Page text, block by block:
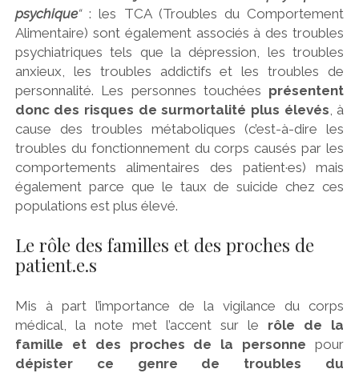
psychique“: les TCA (Troubles du Comportement
Alimentaire) sont également associés à des troubles
psychiatriques tels que la dépression, les troubles
anxieux, les troubles addictifs et les troubles de
personnalité. Les personnes touchées présentent
donc des risques de surmortalité plus élevés , à
cause des troubles métaboliques (c’est-à-dire les
troubles du fonctionnement du corps causés par les
comportements alimentaires des patient·es) mais
également parce que le taux de suicide chez ces
populations est plus élevé.
Le rôle des familles et des proches de
patient.e.s
Mis à part l’importance de la vigilance du corps
médical, la note met l’accent sur le rôle de la
famille et des proches de la personne pour
dépister ce genre de troubles du